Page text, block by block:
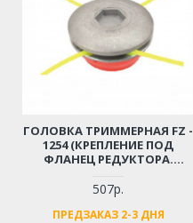
ГОЛОВКА ТРИММЕРНАЯ FZ -
1254 (КРЕПЛЕНИЕ ПОД
ФЛАНЕЦ РЕДУКТОРА.
ОТРЕЗКА ЛЕСКИ. ТОЛЩИНА
ЛЕСКИ ДО 4,0ММ)
507р.
ПРЕДЗАКАЗ 2-3 ДНЯ